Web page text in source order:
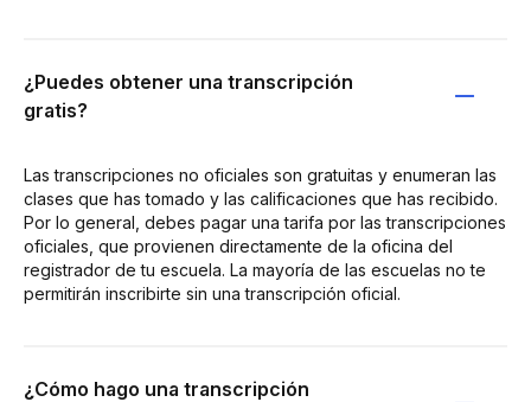
¿Puedes obtener una transcripción
gratis?
Las transcripciones no oficiales son gratuitas y enumeran las
clases que has tomado y las calificaciones que has recibido.
Por lo general, debes pagar una tarifa por las transcripciones
oficiales, que provienen directamente de la oficina del
registrador de tu escuela. La mayoría de las escuelas no te
permitirán inscribirte sin una transcripción oficial.
¿Cómo hago una transcripción